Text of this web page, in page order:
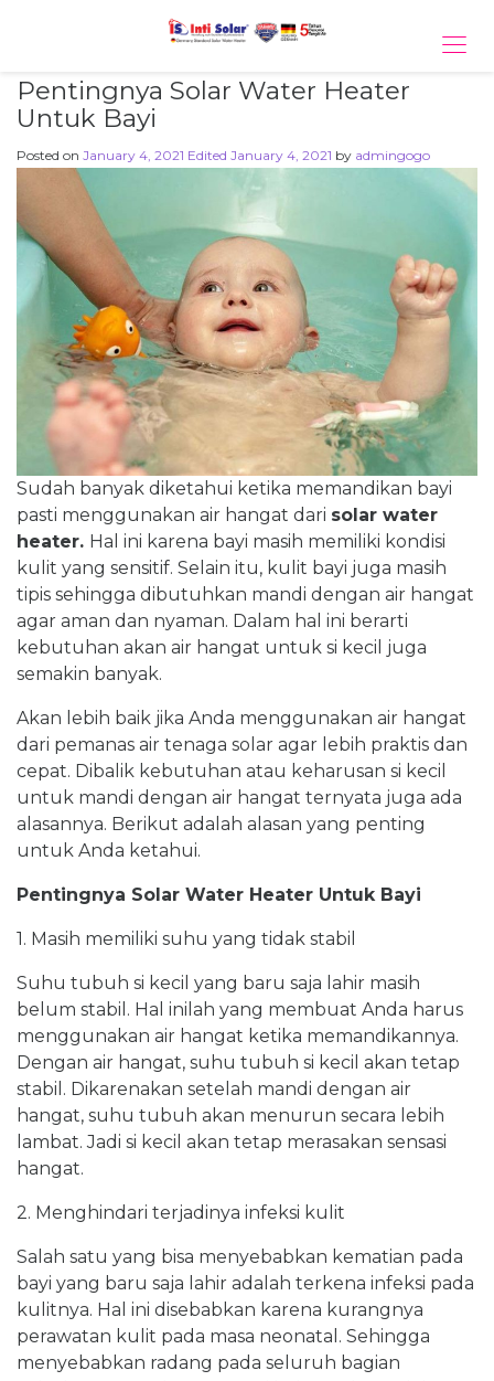
Pentingnya Solar Water Heater
Untuk Bayi
Posted on January 4, 2021 Edited January 4, 2021 by admingogo
Sudah banyak diketahui ketika memandikan bayi
pasti menggunakan air hangat dari solar water
heater. Hal ini karena bayi masih memiliki kondisi
kulit yang sensitif. Selain itu, kulit bayi juga masih
tipis sehingga dibutuhkan mandi dengan air hangat
agar aman dan nyaman. Dalam hal ini berarti
kebutuhan akan air hangat untuk si kecil juga
semakin banyak.
Akan lebih baik jika Anda menggunakan air hangat
dari pemanas air tenaga solar agar lebih praktis dan
cepat. Dibalik kebutuhan atau keharusan si kecil
untuk mandi dengan air hangat ternyata juga ada
alasannya. Berikut adalah alasan yang penting
untuk Anda ketahui.
Pentingnya Solar Water Heater Untuk Bayi
1. Masih memiliki suhu yang tidak stabil
Suhu tubuh si kecil yang baru saja lahir masih
belum stabil. Hal inilah yang membuat Anda harus
menggunakan air hangat ketika memandikannya.
Dengan air hangat, suhu tubuh si kecil akan tetap
stabil. Dikarenakan setelah mandi dengan air
hangat, suhu tubuh akan menurun secara lebih
lambat. Jadi si kecil akan tetap merasakan sensasi
hangat.
2. Menghindari terjadinya infeksi kulit
Salah satu yang bisa menyebabkan kematian pada
bayi yang baru saja lahir adalah terkena infeksi pada
kulitnya. Hal ini disebabkan karena kurangnya
perawatan kulit pada masa neonatal. Sehingga
menyebabkan radang pada seluruh bagian